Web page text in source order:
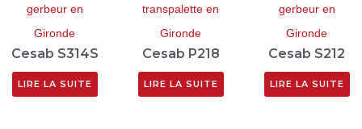
Cesab S314S
LIRE LA SUITE
Cesab P218
LIRE LA SUITE
Cesab S212
LIRE LA SUITE